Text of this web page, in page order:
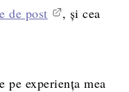
de post
, și cea
pe experiența mea